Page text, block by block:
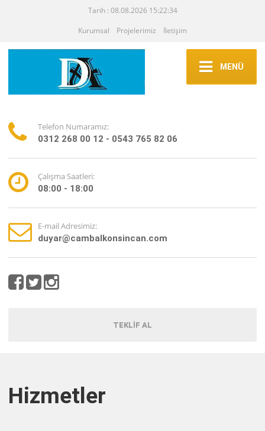
Tarih : 08.08.2026 15:22:34
Kurumsal
Projelerimiz İletişim
MENÜ
Telefon Numaramız:
0312 268 00 12 - 0543 765 82 06
Çalışma Saatleri:
08:00 - 18:00
E-mail Adresimiz:
duyar@cambalkonsincan.com
TEKLİF AL
Hizmetler